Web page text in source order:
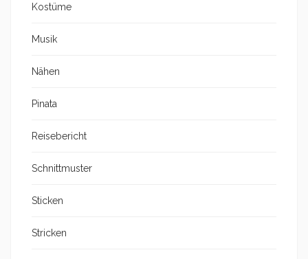
Kostüme
Musik
Nähen
Pinata
Reisebericht
Schnittmuster
Sticken
Stricken